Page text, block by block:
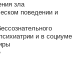
зла
поведении и
и в социуме